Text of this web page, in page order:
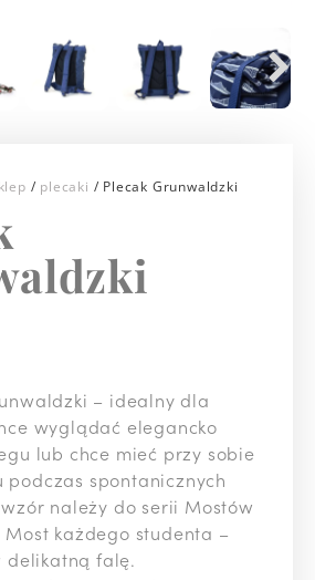
/ plecaki / Plecak Grunwaldzki
– idealny dla
wyglądać elegancko
lub chce mieć przy sobie
podczas spontanicznych
należy do serii Mostów
Most każdego studenta –
delikatną falę.